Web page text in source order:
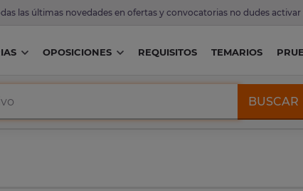
las últimas novedades en ofertas y convocatorias no dudes activar
OPOSICIONES REQUISITOS TEMARIOS
BUSCAR